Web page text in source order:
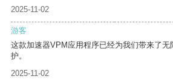
2025-11-02
游客
这款加速器VPM应用程序已经为我们带来了
护。
2025-11-02